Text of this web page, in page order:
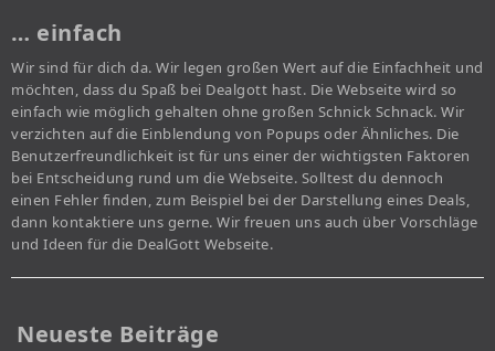
… einfach
Wir sind für dich da. Wir legen großen Wert auf die Einfachheit und
möchten, dass du Spaß bei Dealgott hast. Die Webseite wird so
einfach wie möglich gehalten ohne großen Schnick Schnack. Wir
verzichten auf die Einblendung von Popups oder Ähnliches. Die
Benutzerfreundlichkeit ist für uns einer der wichtigsten Faktoren
bei Entscheidung rund um die Webseite. Solltest du dennoch
einen Fehler finden, zum Beispiel bei der Darstellung eines Deals,
dann kontaktiere uns gerne. Wir freuen uns auch über Vorschläge
und Ideen für die DealGott Webseite.
Neueste Beiträge